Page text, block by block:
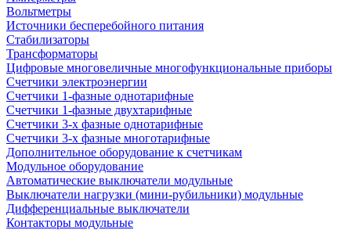
Вольтметры
Источники бесперебойного питания
Стабилизаторы
Трансформаторы
Цифровые многовеличные многофункциональные приборы
Счетчики электроэнергии
Счетчики 1-фазные однотарифные
Счетчики 1-фазные двухтарифные
Счетчики 3-х фазные однотарифные
Счетчики 3-х фазные многотарифные
Дополнительное оборудование к счетчикам
Модульное оборудование
Автоматические выключатели модульные
Выключатели нагрузки (мини-рубильники) модульные
Дифференциальные выключатели
Контакторы модульные